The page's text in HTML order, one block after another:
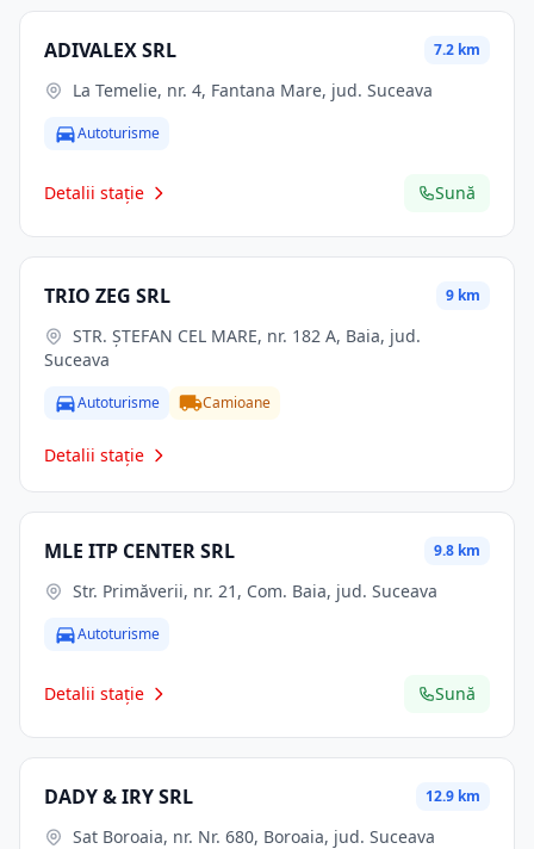
ADIVALEX SRL 7.2 km
La Temelie, nr. 4, Fantana Mare, jud. Suceava
Autoturisme
Detalii stație Sună
TRIO ZEG SRL 9 km
Suceava
Autoturisme Camioane
Detalii stație
MLE ITP CENTER SRL 9.8 km
Str. Primăverii, nr. 21, Com. Baia, jud. Suceava
Autoturisme
Detalii stație Sună
DADY & IRY SRL 12.9 km
Sat Boroaia, nr. Nr. 680, Boroaia, jud. Suceava